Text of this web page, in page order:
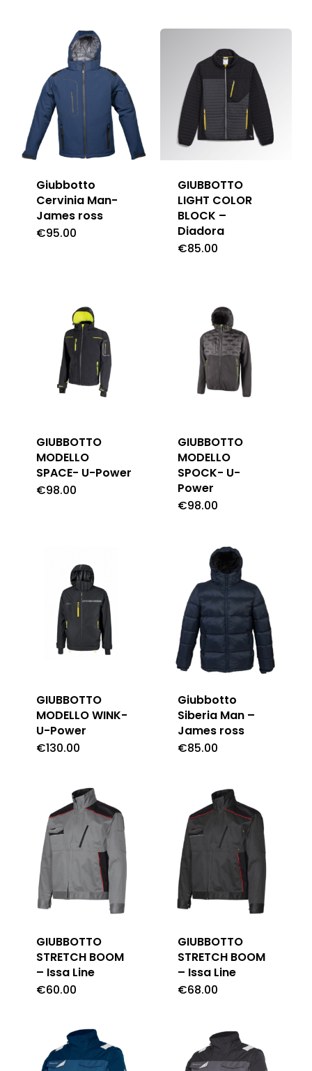
Giubbotto
Cervinia Man-
James ross
€95.00
GIUBBOTTO
LIGHT COLOR
BLOCK –
Diadora
€85.00
GIUBBOTTO
MODELLO
SPACE- U-Power
€98.00
GIUBBOTTO
MODELLO
SPOCK- U-
Power
€98.00
GIUBBOTTO
MODELLO WINK-
U-Power
€130.00
Giubbotto
Siberia Man –
James ross
€85.00
GIUBBOTTO
STRETCH BOOM
– Issa Line
€60.00
GIUBBOTTO
STRETCH BOOM
– Issa Line
€68.00